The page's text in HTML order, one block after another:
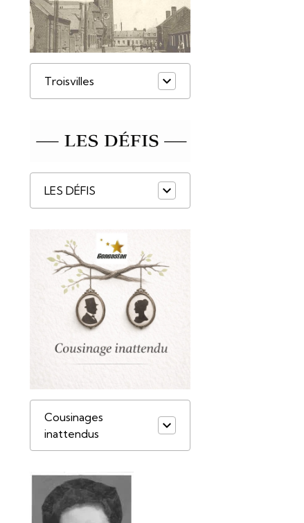
Troisvilles
LES DÉFIS
Cousinages
inattendus